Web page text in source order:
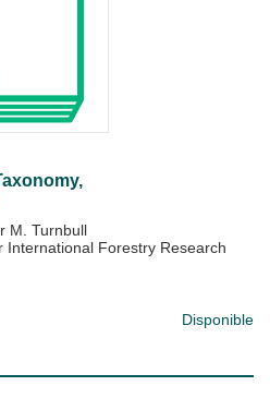
M. Turnbull
International Forestry Research
Disponible